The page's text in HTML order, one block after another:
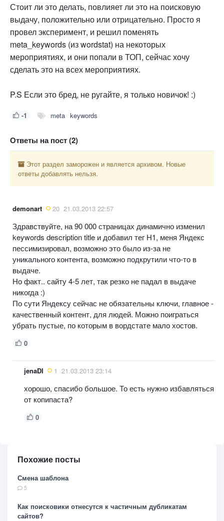
Стоит ли это делать, повлияет ли это на поисковую
выдачу, положительно или отрицательно. Просто я
провел эксперимент, и решил поменять
meta_keywords (из wordstat) на некоторых
мероприятиях, и они попали в ТОП, сейчас хочу
сделать это на всех мероприятиях.
P.S Если это бред, не ругайте, я только новичок! :)
-1 meta keywords
Ответы на пост (2)
Этот раздел заморожен и является архивом. Новые
ответы добавлять нельзя.
demonart 20 21.03.2013 22:57
Здравствуйте, на 90 000 страницах динамично изменил
keywords description title и добавил тег H1, меня Яндекс
пессимизировал, возможно это было из-за не
уникального контента, возможно подкрутили что-то в
выдаче.
Но факт.. сайту 4-5 лет, так резко не падал в выдаче
никогда :)
По сути Яндексу сейчас не обязательны ключи, главное -
качественный контент, для людей. Можно поиграться
убрать пустые, по которым в вордстате мало хостов.
0
jenaDI 1 21.03.2013 23:14
хорошо, спасибо большое. То есть нужно избавляться
от копипаста?
0
Похожие посты
Смена шаблона
5
Как поисковики отнесутся к частичным дубликатам
сайтов?